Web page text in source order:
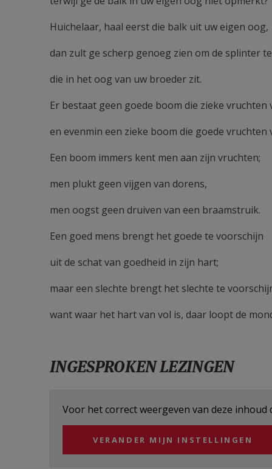
Huichelaar, haal eerst die balk uit uw eigen oog,
dan zult ge scherp genoeg zien om de splinter
die in het oog van uw broeder zit.
Er bestaat geen goede boom die zieke
en evenmin een zieke boom die goede
Een boom immers kent men aan zijn vruchten;
men plukt geen vijgen van dorens,
men oogst geen druiven van een braamstruik.
Een goed mens brengt het goede te voorschijn
uit de schat van goedheid in zijn hart;
maar een slechte brengt het slechte te
want waar het hart van vol is, daar loopt de
INGESPROKEN LEZINGEN
Voor het correct weergeven van deze inhoud
VERANDER MIJN INSTELLINGEN